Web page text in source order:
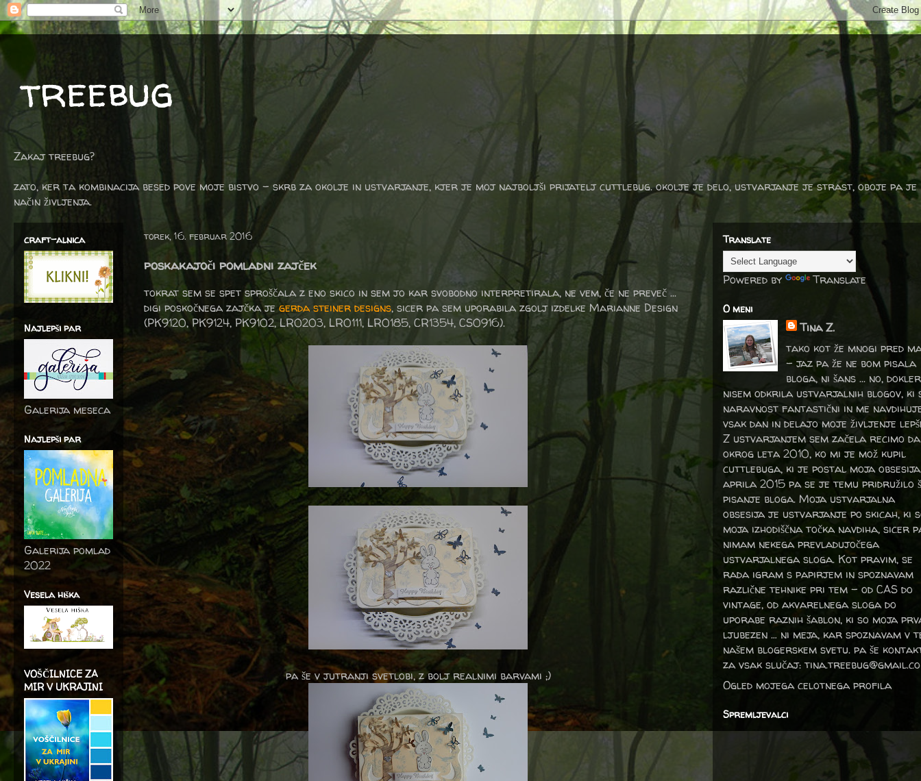
treebug
Zakaj treebug?
zato, ker ta kombinacija besed pove moje bistvo - skrb za okolje in ustvarjanje, kjer je moj najboljši prijatelj cuttlebug. okolje je delo, ustvarjanje je strast, oboje pa je
način življenja.
torek, 16. februar 2016
poskakajoči pomladni zajček
tokrat sem se spet sproščala z eno skico in sem jo kar svobodno interpretirala, ne vem, če ne preveč ...
digi poskočnega zajčka je gerda steiner designs, sicer pa sem uporabila zgolj izdelke Marianne Design
(PK9120, PK9124, PK9102, LR0203, LR0111, LR0185, CR1354, CS0916).
pa še v jutranji svetlobi, z bolj realnimi barvami ;)
craft-alnica
Najlepši par
Galerija meseca
Najlepši par
Galerija pomlad
2022
Vesela hiška
VOŠČILNICE ZA
MIR V UKRAJINI
Translate
Powered by Translate
O meni
Tina Z.
tako kot že mnogi pred
- jaz pa že ne bom pisala
bloga, ni šans ... no, dokler
nisem odkrila ustvarjalnih blogov, ki
naravnost fantastični in me
vsak dan in delajo moje življenje
Z ustvarjanjem sem začela recimo da
okrog leta 2010, ko mi je mož kupil
cuttlebuga, ki je postal moja
aprila 2015 pa se je temu pridružilo
pisanje bloga. Moja ustvarjalna
obsesija je ustvarjanje po skicah, ki
moja izhodiščna točka navdiha, sicer
nimam nekega prevladujočega
ustvarjalnega sloga. Kot pravim, se
rada igram s papirjem in spoznavam
različne tehnike pri tem – od CAS do
vintage, od akvarelnega sloga do
uporabe raznih šablon, ki so moja
ljubezen … ni meja, kar spoznavam v
našem blogerskem svetu. pa še
za vsak slučaj:
Ogled mojega celotnega profila
Spremljevalci